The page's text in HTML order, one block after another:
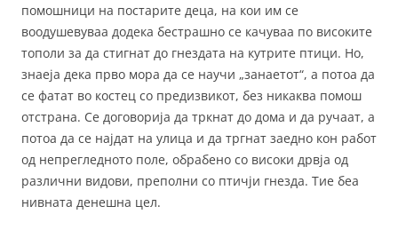
помошници на постарите деца, на кои им се
воодушевуваа додека бестрашно се качуваа по високите
тополи за да стигнат до гнездата на кутрите птици. Но,
знаеја дека прво мора да се научи „занаетот“, а потоа да
се фатат во костец со предизвикот, без никаква помош
отстрана. Се договорија да тркнат до дома и да ручаат, а
потоа да се најдат на улица и да тргнат заедно кон работ
од непрегледното поле, обрабено со високи дрвја од
различни видови, преполни со птичји гнезда. Тие беа
нивната денешна цел.